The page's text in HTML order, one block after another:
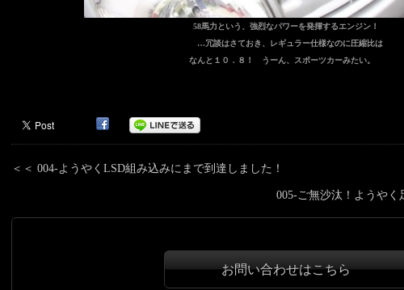
58馬力という、強烈なパワーを発揮するエンジン！
…冗談はさておき、レギュラー仕様なのに圧縮比は
なんと１０．８！ うーん、スポーツカーみたい。
＜＜ 004-ようやくLSD組み込みにまで到達しました！
005-ご無沙汰！ようやく
お問い合わせはこちら